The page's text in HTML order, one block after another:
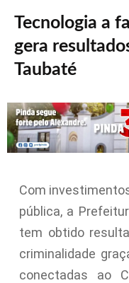
Tecnologia a
gera
Taubaté
Com
pública, a
tem obtido
criminalidade
conectadas ao